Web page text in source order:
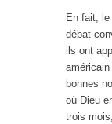
En fait,
débat
ils ont
américain
bonnes
où Dieu
trois